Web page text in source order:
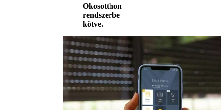
Okosotthon
rendszerbe
kötve.